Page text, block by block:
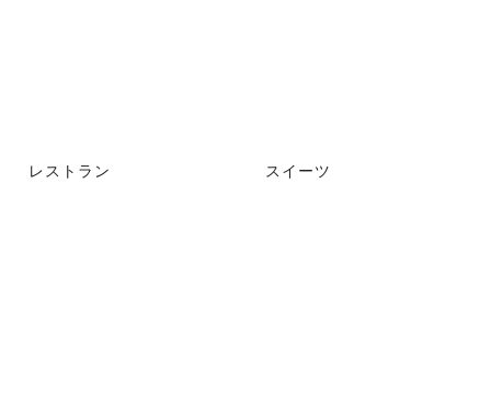
レストラン スイーツ